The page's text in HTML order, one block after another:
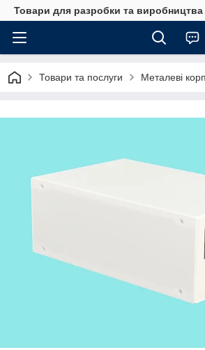
Товари для разробки та виробництва
Товари та послуги Металеві